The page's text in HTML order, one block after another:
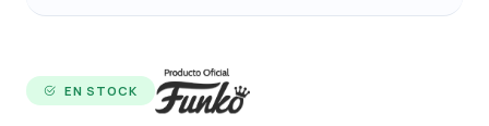
EN STOCK